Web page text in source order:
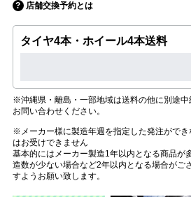
店舗交換予約とは
タイヤ4本・ホイール4本送料
※沖縄県・離島・一部地域は送料の他に別途
お問い合わせください。
※メーカー様に製造年週を指定した発注がで
はお受けできません
基本的にはメーカー製造1年以内となる商品が
造数が少ない場合など2年以内となる場合がご
すようお願い致します。